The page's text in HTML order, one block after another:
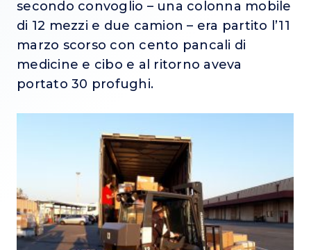
secondo convoglio – una colonna mobile
di 12 mezzi e due camion – era partito l’11
marzo scorso con cento pancali di
medicine e cibo e al ritorno aveva
portato 30 profughi.